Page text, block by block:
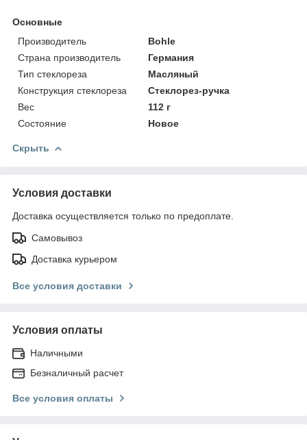
Основные
Производитель
Bohle
Страна производитель
Германия
Тип стеклореза
Масляный
Конструкция стеклореза
Стеклорез-ручка
Вес
112 г
Состояние
Новое
Скрыть
Условия доставки
Доставка осуществляется только по предоплате.
Самовывоз
Доставка курьером
Все условия доставки
Условия оплаты
Наличными
Безналичный расчет
Все условия оплаты